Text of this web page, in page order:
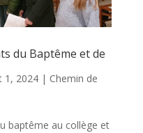
du Baptême et de
1, 2024| Chemin de
baptême au collège et